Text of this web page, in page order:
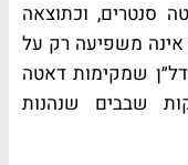
סנטרים, וכתוצאה
משפיעה רק על
שמקימות דאטה
שבבים שנהנות